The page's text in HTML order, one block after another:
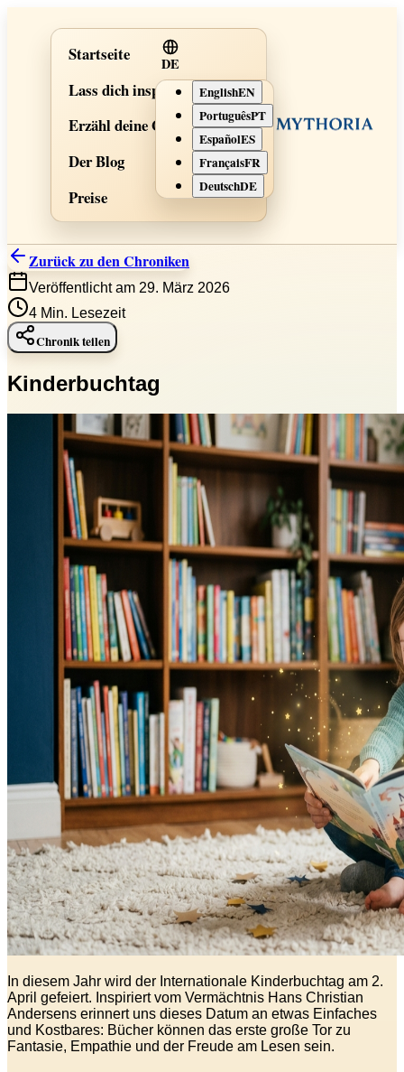
Startseite
Lass dich inspirieren
Erzähl deine Geschichte
Der Blog
Preise
DE
EnglishEN
PortuguêsPT
EspañolES
FrançaisFR
DeutschDE
Zurück zu den Chroniken
Veröffentlicht am 29. März 2026
4 Min. Lesezeit
Chronik teilen
Kinderbuchtag
In diesem Jahr wird der Internationale Kinderbuchtag am 2.
April gefeiert. Inspiriert vom Vermächtnis Hans Christian
Andersens erinnert uns dieses Datum an etwas Einfaches
und Kostbares: Bücher können das erste große Tor zu
Fantasie, Empathie und der Freude am Lesen sein.